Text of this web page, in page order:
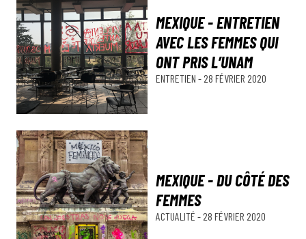
MEXIQUE - ENTRETIEN
AVEC LES FEMMES QUI
ONT PRIS L’UNAM
ENTRETIEN - 28 FÉVRIER 2020
MEXIQUE - DU CÔTÉ DES
FEMMES
ACTUALITÉ - 28 FÉVRIER 2020